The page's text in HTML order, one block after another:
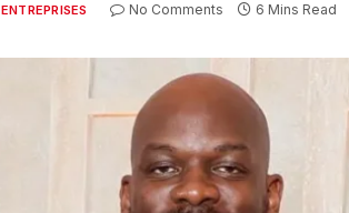
ENTREPRISES No Comments 6 Mins Read